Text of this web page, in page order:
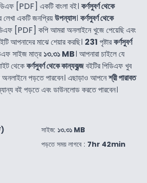
[PDF] একটি বাংলা বই। কর্ণসুবর্ণ থেকে
একটি জনপ্রিয়উপন্যাস। কর্ণসুবর্ণ থেকে
[PDF] কপি আমরা অনলাইনে খুজে পেয়েছি এবং
আপনাদের মাঝে শেয়ার করছি। 231 পৃষ্টারকর্ণসুবর্ণ
সাইজ মাত্র১৩.৩১ MB। আপনারা চাইলে যে
থেকেকর্ণসুবর্ণ থেকে কান্যকুব্জবইটির পিডিএফ খুব
পড়তে পারবেন। এছাড়াও আপনেশ্রী পারাবত
বই পড়তে এবং ডাউনলোড করতে পারবেন।
সাইজ: ১৩.৩১ MB
পড়তে সময় লাগবে : 7hr 42min